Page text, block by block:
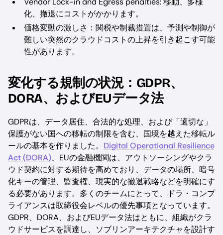
化、撤退にコストがかかります。
価格変動の激しさ：関税や制裁措置は、予測や制御が
難しい突然のクラウドコストの上昇を引き起こす可能
性があります。
変化する規制の状況：GDPR、
DORA、およびEUデータ法
GDPRは、データ居住、合法的な処理、および「適切な」
保護がない国への移転の制限を含む、国境を越えた移転ル
ールの基本を作りました。 Digital Operational Resilience
Act (DORA)、EUの金融機関は、アウトソーシングやクラ
ウド契約に対する期待を高めており、データの場所、暗号
化キーの管理、監査権、現実的な撤退戦略などを明確にす
る必要があります。多くのチームにとって、ドラ・コンプ
ライアンスは取締役会レベルの優先事項となっています。
GDPR、DORA、およびEUデータ法はともに、組織がクラ
ウドサービスを調達し、ソブリンアーキテクチャを設計す